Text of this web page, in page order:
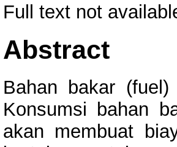
Full text not
Abstract
Bahan bakar
Konsumsi bahan
akan membuat